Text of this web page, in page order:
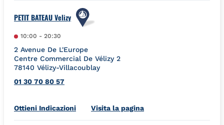
PETIT BATEAU Velizy
10:00 - 20:30
2 Avenue De L'Europe
Centre Commercial De Vélizy 2
78140 Vélizy-Villacoublay
01 30 70 80 57
Ottieni IndicazioniLink Opens in New Tab
Visita la pagina